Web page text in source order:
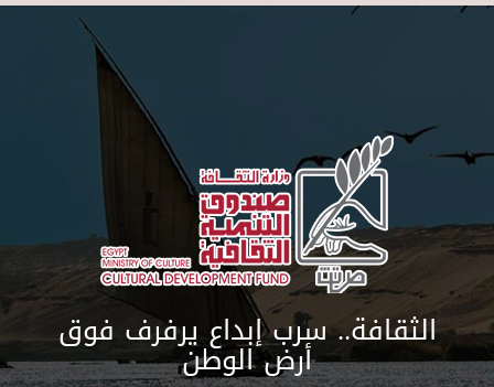
Skip to main content
الثقافة.. سرب إبداع يرفرف فوق
أرض الوطن